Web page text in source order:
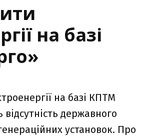
на базі
на базі КПТМ
державного
установок. Про